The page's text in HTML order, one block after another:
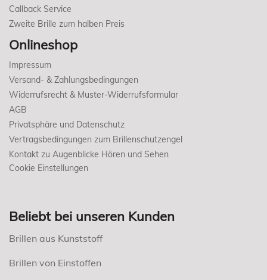
Callback Service
Zweite Brille zum halben Preis
Onlineshop
Impressum
Versand- & Zahlungsbedingungen
Widerrufsrecht & Muster-Widerrufsformular
AGB
Privatsphäre und Datenschutz
Vertragsbedingungen zum Brillenschutzengel
Kontakt zu Augenblicke Hören und Sehen
Cookie Einstellungen
Beliebt bei unseren Kunden
Brillen aus Kunststoff
Brillen von Einstoffen